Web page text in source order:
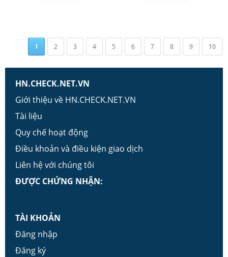
1 2 3 4 5 6 7 8 9 10
HN.CHECK.NET.VN
Giới thiệu về HN.CHECK.NET.VN
Tài liệu
Quy chế hoạt động
Điều khoản và điều kiện giao dịch
Liên hệ với chúng tôi
ĐƯỢC CHỨNG NHẬN:
TÀI KHOẢN
Đăng nhập
Đăng ký